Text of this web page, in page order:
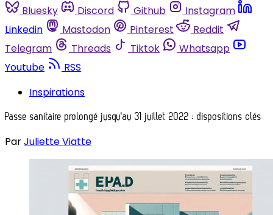
Bluesky
Discord Github
Instagram
Linkedin
Mastodon Pinterest
Reddit
Telegram
Threads Tiktok
Whatsapp
Youtube
RSS
Inspirations
Passe sanitaire prolongé jusqu'au 31 juillet 2022 : dispositions clés
ParJuliette Viatte